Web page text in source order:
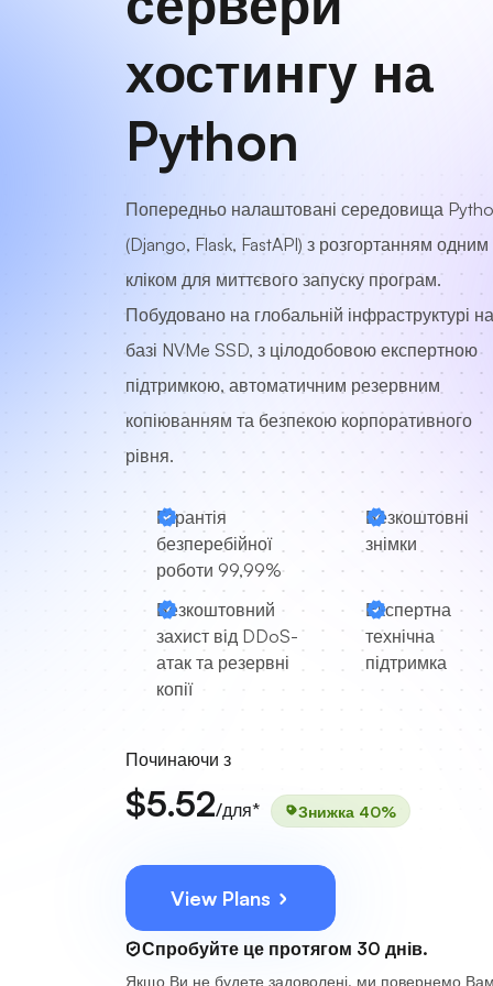
хостингу на
Python
Попередньо налаштовані середовища
(Django, Flask, FastAPI) з розгортанням одним
кліком для миттєвого запуску програм.
Побудовано на глобальній інфраструктурі на
базі NVMe SSD, з цілодобовою експертною
підтримкою, автоматичним резервним
копіюванням та безпекою корпоративного
рівня.
Гарантія
безперебійної
роботи 99,99%
Безкоштовні
знімки
Безкоштовний
захист від DDoS-
атак та резервні
копії
Експертна
технічна
підтримка
Починаючи з
$5.52/для* Знижка 40%
View Plans
Спробуйте це протягом 30 днів.
Якщо Ви не будете задоволені, ми повернемо